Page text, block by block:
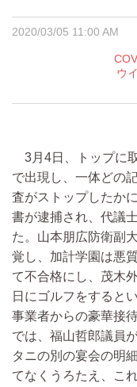
2020/03/05 11:00 AM
ウ
3月4日、トップに
で出現し、一体どの
査がストップしたか
書が逮捕され、代議
た。山本朋広防衛副
覚し、加計学園は悪
て不合格にし、茂木
日にゴルフをすると
事業者からの豪華接
では、福山哲郎議員
タニの別の宴会の明
てなくうろたえ、こ